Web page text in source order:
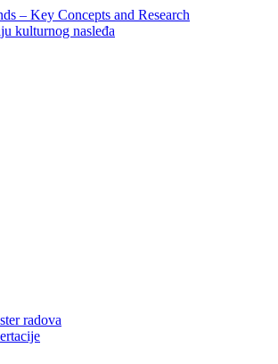
– Key Concepts and Research
kulturnog nasleđa
radova